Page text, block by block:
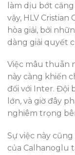
làm dịu bớt
vậy, HLV
hòa giải, bởi
dàng giải quyết
Việc mâu thuẫn
này càng khiến
đối với Inter. Đội
lớn, và giờ đây
nghiêm trọng
Sự việc này
của Calhanoglu